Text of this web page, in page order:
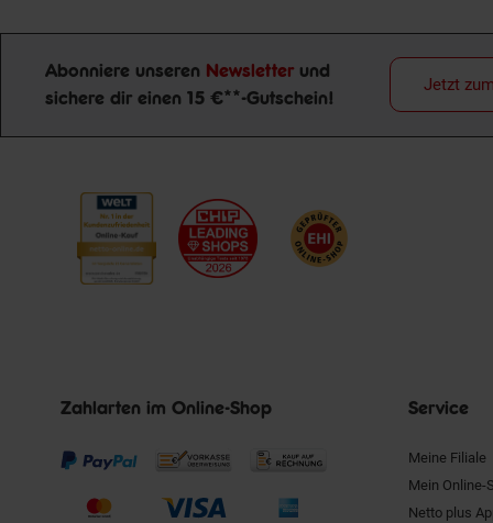
Newsletter Anmeldung
Abonniere unseren Newsletter und
sichere dir einen 15 €**-Gutschein!
Jetzt
Zahlarten im Online-Shop Service
Meine Filiale
Mein Online-
Netto plus